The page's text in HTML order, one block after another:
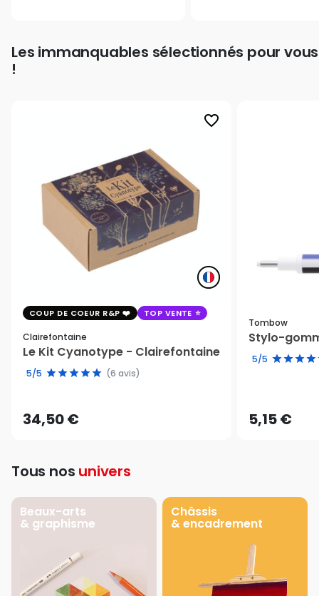
Les immanquables sélectionnés pour vous
!
favorite_border
COUP DE COEUR R&P TOP VENTE
Clairefontaine
Le Kit Cyanotype - Clairefontaine
5/5 (6 avis)
34,50 €
Tombow
Stylo-
5/5
5,15 €
Tous nos univers
Beaux-arts
& graphisme
Châssis
& encadrement